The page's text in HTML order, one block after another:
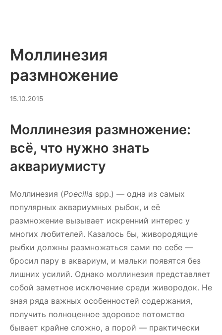
Моллинезия
размножение
15.10.201513.07.2026
Моллинезия размножение:
всё, что нужно знать
аквариумисту
Моллинезия (Poecilia spp.) — одна из самых
популярных аквариумных рыбок, и её
размножение вызывает искренний интерес у
многих любителей. Казалось бы, живородящие
рыбки должны размножаться сами по себе —
бросил пару в аквариум, и мальки появятся без
лишних усилий. Однако моллинезия представляет
собой заметное исключение среди живородок. Не
зная ряда важных особенностей содержания,
получить полноценное здоровое потомство
бывает крайне сложно, а порой — практически